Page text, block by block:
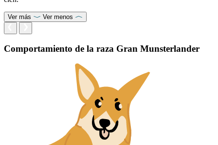
Ver más Ver menos
Comportamiento de la raza Gran Munsterlander